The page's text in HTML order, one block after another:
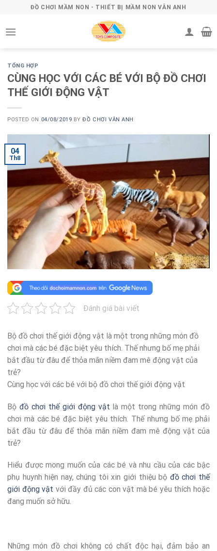
content
ĐỒ CHƠI MẦM NON - THIẾT BỊ MẦM NON VÂN ANH
TỔNG HỢP
CÙNG HỌC VỚI CÁC BÉ VỚI BỘ ĐỒ CHƠI
THẾ GIỚI ĐỘNG VẬT
POSTED ON 04/08/2019 BYĐỒ CHƠI VÂN ANH
04
Th8
Đánh giá bài viết
Bộ đồ chơi thế giới động vật là một trong những món đồ
chơi mà các bé đặc biệt yêu thích. Thế nhưng bố mẹ phải
bắt đầu từ đâu để thỏa mãn niềm đam mê động vật của
trẻ?
Cùng học với các bé với bộ đồ chơi thế giới động vật
Bộ đồ chơi thế giới động vật là một trong những món đồ
chơi mà các bé đặc biệt yêu thích. Thế nhưng bố mẹ phải
bắt đầu từ đâu để thỏa mãn niềm đam mê động vật của
trẻ?
Hiểu được mong muốn của các bé và nhu cầu của các bậc
phụ huynh hiện nay, chúng tôi xin giới thiệu bộ đồ chơi thế
giới động vật với đầy đủ các con vật mà bé yêu thích hoặc
đang muốn sở hữu.
Những món đồ chơi không có chất độc hại, đảm bảo an